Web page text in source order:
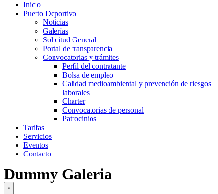
Inicio
Puerto Deportivo
Noticias
Galerías
Solicitud General
Portal de transparencia
Convocatorias y trámites
Perfil del contratante
Bolsa de empleo
Calidad medioambiental y prevención de riesgos
laborales
Charter
Convocatorias de personal
Patrocinios
Tarifas
Servicios
Eventos
Contacto
Dummy Galeria